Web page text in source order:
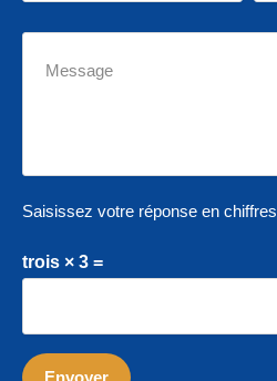
Saisissez votre réponse en chiffres
trois × 3 =